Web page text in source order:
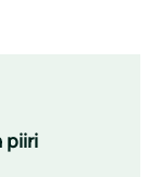
piiri